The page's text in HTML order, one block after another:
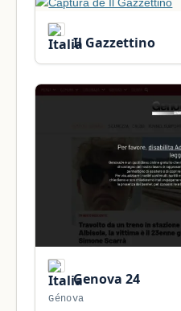
Il Gazzettino
Genova 24
Génova